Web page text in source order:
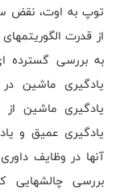
توپ به اوت، نقض
از قدرت
به بررسی گسترده
یادگیری ماشین
یادگیری ماشین از
یادگیری عمیق و
آنها در وظایف
بررسی چالشهایی